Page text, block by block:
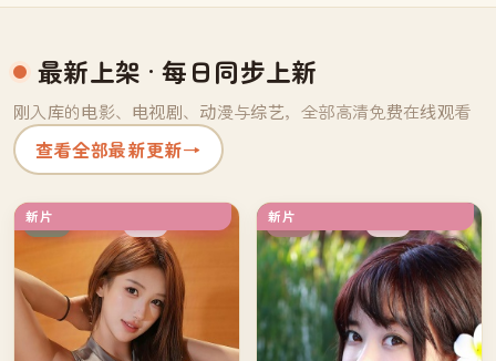
最新上架 · 每日同步上新
刚入库的电影、电视剧、动漫与综艺，全部高清免费在线观看
查看全部最新更新→
新片
日本 新片
美国